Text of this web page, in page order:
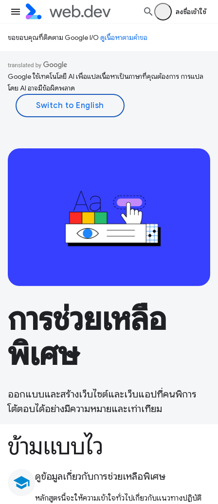
ลงชื่อเข้าใช้
ขอขอบคุณที่ติดตาม Google I/O ดูเนื้อหาตามคำขอ
Google ใช้เทคโนโลยี AI เพื่อแปลเนื้อหาเป็นภาษาที่คุณต้องการ การแปล
โดย AI อาจมีข้อผิดพลาด
การช่วยเหลือ
พิเศษ
ออกแบบและสร้างเว็บไซต์และเว็บแอปที่คนพิการ
โต้ตอบได้อย่างมีความหมายและเท่าเทียม
ข้ามแบบไว
school ดูข้อมูลเกี่ยวกับการช่วยเหลือพิเศษ
หลักสูตรนี้จะให้ความเข้าใจทั่วไปเกี่ยวกับแนวทางปฏิบัติ